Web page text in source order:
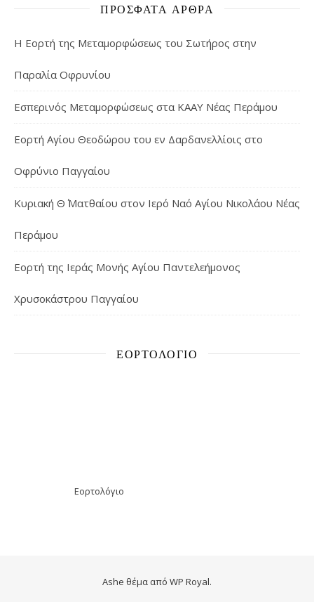
ΠΡΌΣΦΑΤΑ ΆΡΘΡΑ
Η Εορτή της Μεταμορφώσεως του Σωτήρος στην
Παραλία Οφρυνίου
Εσπερινός Μεταμορφώσεως στα ΚΑΑΥ Νέας Περάμου
Εορτή Αγίου Θεοδώρου του εν Δαρδανελλίοις στο
Οφρύνιο Παγγαίου
Κυριακή Θ΄ Ματθαίου στον Ιερό Ναό Αγίου Νικολάου Νέας
Περάμου
Εορτή της Ιεράς Μονής Αγίου Παντελεήμονος
Χρυσοκάστρου Παγγαίου
ΕΟΡΤΟΛΌΓΙΟ
Εορτολόγιο
Ashe θέμα από WP Royal.